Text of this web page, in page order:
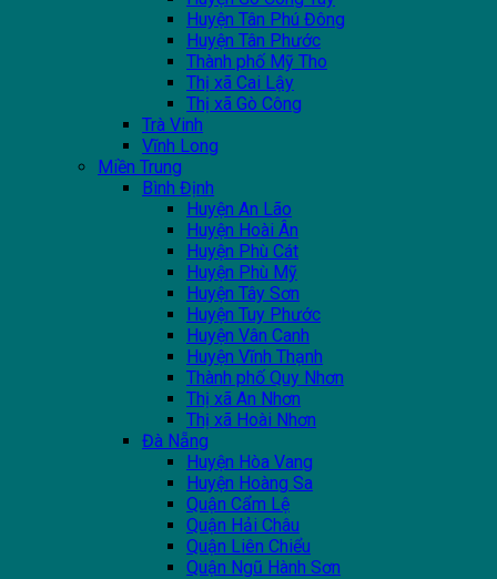
Huyện Tân Phú Đông
Huyện Tân Phước
Thành phố Mỹ Tho
Thị xã Cai Lậy
Thị xã Gò Công
Trà Vinh
Vĩnh Long
Miền Trung
Bình Định
Huyện An Lão
Huyện Hoài Ân
Huyện Phù Cát
Huyện Phù Mỹ
Huyện Tây Sơn
Huyện Tuy Phước
Huyện Vân Canh
Huyện Vĩnh Thạnh
Thành phố Quy Nhơn
Thị xã An Nhơn
Thị xã Hoài Nhơn
Đà Nẵng
Huyện Hòa Vang
Huyện Hoàng Sa
Quận Cẩm Lệ
Quận Hải Châu
Quận Liên Chiểu
Quận Ngũ Hành Sơn